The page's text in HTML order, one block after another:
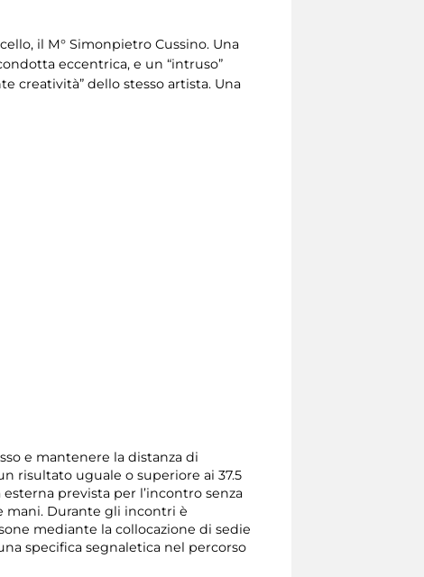
il M° Simonpietro Cussino. Una
eccentrica, e un “intruso”
creatività” dello stesso artista. Una
e mantenere la distanza di
risultato uguale o superiore ai 37.5
prevista per l’incontro senza
mani. Durante gli incontri è
mediante la collocazione di sedie
specifica segnaletica nel percorso